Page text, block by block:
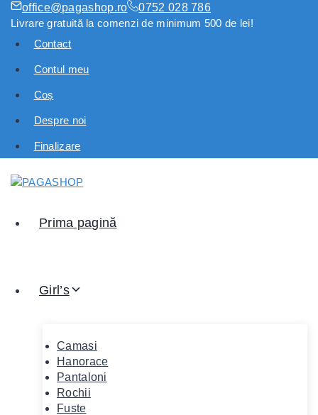
office@pagashop.ro
0752 028 786
Livrare gratuită la comenzi de minimum 500 de lei!
Contact
Contul meu
Coș
Despre noi
Finalizare
Prima pagină
Girl’s
Camasi
Hanorace
Pantaloni
Rochii
Fuste